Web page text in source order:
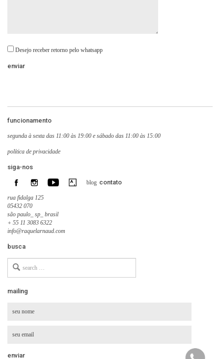
Desejo receber retorno pelo whatsapp
funcionamento
segunda à sexta das 11:00 às 19:00 e sábado das 11:00 às 15:00
política de privacidade
siga-nos
blog contato
rua fidalga 125
05432 070
são paulo_ sp_ brasil
+ 55 11 3083 6322
info@raquelarnaud.com
busca
for
mailing